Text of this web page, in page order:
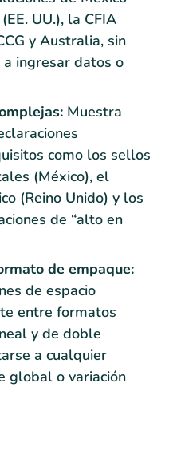
UU.), la CFIA
y Australia, sin
ingresar datos o
Muestra
como los sellos
(México), el
(Reino Unido) y los
de “alto en
de empaque:
de espacio
entre formatos
y de doble
a cualquier
global o variación